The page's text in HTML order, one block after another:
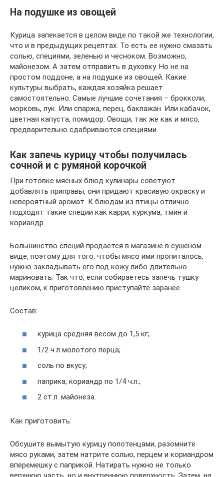
На подушке из овощей
Курица запекается в целом виде по такой же технологии,
что и в предыдущих рецептах. То есть ее нужно смазать
солью, специями, зеленью и чесноком. Возможно,
майонезом. А затем отправить в духовку. Но не на
простом поддоне, а на подушке из овощей. Какие
культуры выбрать, каждая хозяйка решает
самостоятельно. Самые лучшие сочетания – брокколи,
морковь, лук. Или спаржа, перец, баклажан. Или кабачок,
цветная капуста, помидор. Овощи, так же как и мясо,
предварительно сдабриваются специями.
Как запечь курицу чтобы получилась
сочной и с румяной корочкой
При готовке мясных блюд кулинары советуют
добавлять приправы, они придают красивую окраску и
невероятный аромат. К блюдам из птицы отлично
подходят такие специи как карри, куркума, тмин и
кориандр.
Большинство специй продается в магазине в сушеном
виде, поэтому для того, чтобы мясо ими пропиталось,
нужно закладывать его под кожу либо длительно
мариновать. Так что, если собираетесь запечь тушку
целиком, к приготовлению приступайте заранее.
Состав:
курица средняя весом до 1,5 кг;
1/2 ч.л молотого перца;
соль по вкусу;
паприка, кориандр по 1/4 ч.л.;
2 ст.л. майонеза.
Как приготовить:
Обсушите вымытую курицу полотенцами, разомните
мясо руками, затем натрите солью, перцем и кориандром
вперемешку с паприкой. Натирать нужно не только